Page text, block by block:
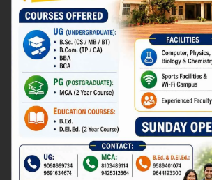
निकलेगी पोथी
नगर निगम अध्यक्ष मनीषा मनोज शर्मा
Niraj Kumar Shukla Jan 5,
Facebook